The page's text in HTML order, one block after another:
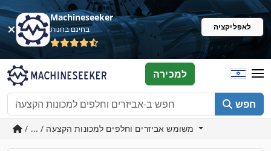
Machineseeker
בחינם בחנות לאפליקציה
חפש
למכירה